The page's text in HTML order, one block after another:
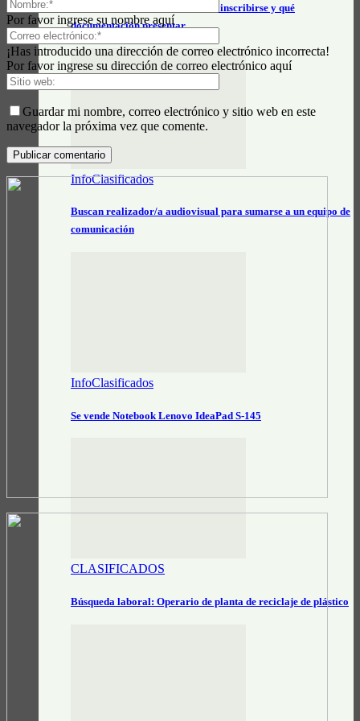
Auxiliares escolares 2027: cómo inscribirse y qué
documentación presentar
InfoClasificados
Buscan realizador/a audiovisual para sumarse a un equipo de
comunicación
InfoClasificados
Se vende Notebook Lenovo IdeaPad S-145
CLASIFICADOS
Búsqueda laboral: Operario de planta de reciclaje de plástico
Por favor ingrese su nombre aquí
¡Has introducido una dirección de correo electrónico incorrecta!
Por favor ingrese su dirección de correo electrónico aquí
Guardar mi nombre, correo electrónico y sitio web en este
navegador la próxima vez que comente.